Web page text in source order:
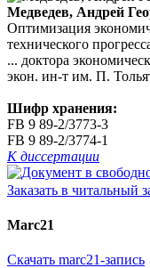
Медведев, Андрей
Оптимизация
технического
... доктора
экон. ин-т им. П.
Шифр хранения:
FB 9 89-2/3773-3
FB 9 89-2/3774-1
К диссертации
Заказать в читальный
Marc21
Скачать marc21-запись